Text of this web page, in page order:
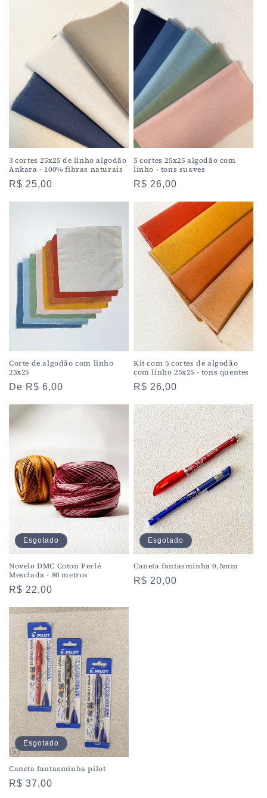
3 cortes 25x25 de linho algodão
Ankara - 100% fibras naturais
Preço
R$ 25,00
5 cortes 25x25 algodão com
linho - tons suaves
Preço
R$ 26,00
Corte de algodão com linho
25x25
Preço
De R$ 6,00
Kit com 5 cortes de algodão
com linho 25x25 - tons quentes
Preço
R$ 26,00
Esgotado
Novelo DMC Coton Perlé
Mesclada - 80 metros
Preço
R$ 22,00
Esgotado
Caneta fantasminha 0,5mm
Preço
R$ 20,00
Esgotado
Caneta fantasminha pilot
Preço
R$ 37,00